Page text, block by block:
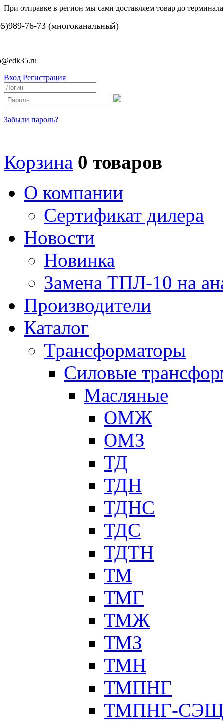
При отправке в регион мы сами доставляем товар до
76-73 (многоканальный)
Вход Регистрация
Забыли пароль?
Корзина 0 товаров
О компании
Сертификат дилера
Новости
Новинка
Замена ТПЛ-10 на
Производители
Каталог
Трансформаторы
Cиловые
Масляные
ОМЖ
ОМЗ
ТД
ТДН
ТДНС
ТДС
ТДТН
ТМ
ТМГ
ТМЖ
ТМЗ
ТМН
ТМПНГ
ТМПНГ-СЭЩ